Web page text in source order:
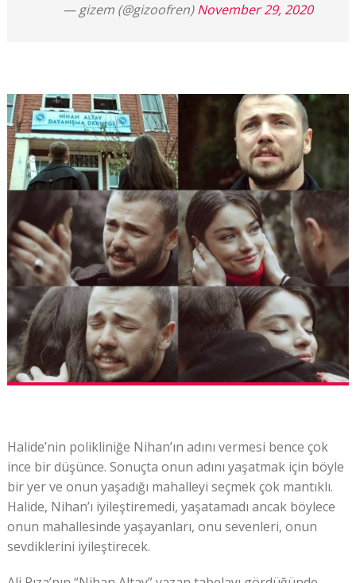
— gizem (@gizoofren)November 29, 2020
Halide’nin polikliniğe Nihan’ın adını vermesi bence çok
ince bir düşünce. Sonuçta onun adını yaşatmak için böyle
bir yer ve onun yaşadığı mahalleyi seçmek çok mantıklı.
Halide, Nihan’ı iyileştiremedi, yaşatamadı ancak böylece
onun mahallesinde yaşayanları, onu sevenleri, onun
sevdiklerini iyileştirecek.